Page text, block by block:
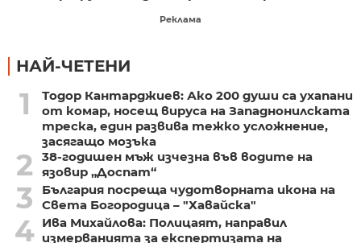
Реклама
НАЙ-ЧЕТЕНИ
1
Тодор Кантарджиев: Ако 200 души са ухапани
от комар, носещ вируса на Западнонилската
треска, един развива тежко усложнение,
засягащо мозъка
2
38-годишен мъж изчезна във водите на
язовир „Доспат“
3
България посреща чудотворната икона на
Света Богородица – "Хавайска"
4 Ива Михайлова: Полицаят, направил
измерванията за експертизата на